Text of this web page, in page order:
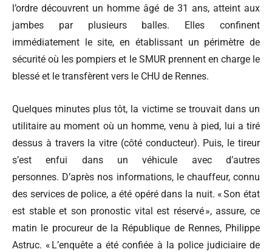
l’ordre découvrent un homme âgé de 31 ans, atteint aux
jambes par plusieurs balles. Elles confinent
immédiatement le site, en établissant un périmètre de
sécurité où les pompiers et le SMUR prennent en charge le
blessé et le transfèrent vers le CHU de Rennes.
Quelques minutes plus tôt, la victime se trouvait dans un
utilitaire au moment où un homme, venu à pied, lui a tiré
dessus à travers la vitre (côté conducteur). Puis, le tireur
s’est enfui dans un véhicule avec d’autres
personnes. D’après nos informations, le chauffeur, connu
des services de police, a été opéré dans la nuit. « Son état
est stable et son pronostic vital est réservé », assure, ce
matin le procureur de la République de Rennes, Philippe
Astruc. « L’enquête a été confiée à la police judiciaire de